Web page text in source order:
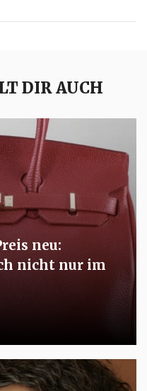
DIR AUCH
neu:
nicht nur im